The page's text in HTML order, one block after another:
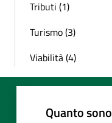
Tributi (1)
Turismo (3)
Viabilità (4)
Quanto